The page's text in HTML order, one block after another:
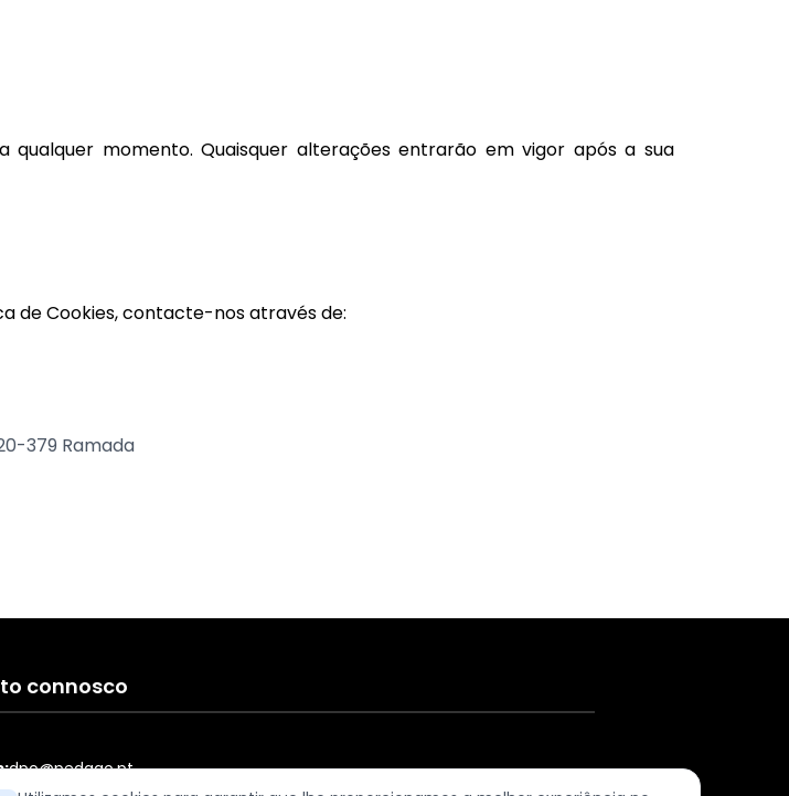
momento. Quaisquer alterações entrarão em vigor após a sua
de Cookies, contacte-nos através de:
379 Ramada
connosco
dpo@pedago.pt
Caraça, 12 – Serra da Amoreira 2620-379 Ramada (Odivelas) | PORTUGAL